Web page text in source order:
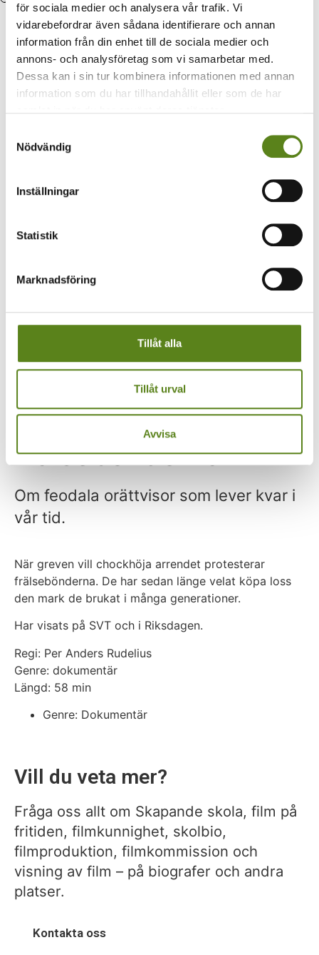
för sociala medier och analysera vår trafik. Vi
vidarebefordrar även sådana identifierare och annan
information från din enhet till de sociala medier och
annons- och analysföretag som vi samarbetar med.
Dessa kan i sin tur kombinera informationen med annan
information som du har tillhandahållit eller som de har
Nödvändig
Inställningar
Statistik
Marknadsföring
Tillåt alla
Tillåt urval
Avvisa
Boka
Boka
Våra resurser
För arrangörer
TellUs
Våra resurser
För arrangörer
Greven och
frälsebönderna
Om feodala orättvisor som lever kvar i
vår tid.
När greven vill chockhöja arrendet protesterar
frälsebönderna. De har sedan länge velat köpa loss
den mark de brukat i många generationer.
Har visats på SVT och i Riksdagen.
Regi: Per Anders Rudelius
Genre: dokumentär
Längd: 58 min
Genre: Dokumentär
Vill du veta mer?
Fråga oss allt om Skapande skola, film på
fritiden, filmkunnighet, skolbio,
filmproduktion, filmkommission och
visning av film – på biografer och andra
platser.
Kontakta oss